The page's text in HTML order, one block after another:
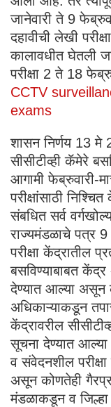
जानेवारी ते 9
दहावीची लेखी
कालावधीत घेतली
परीक्षा 2 ते 18
CCTV
exams
शासन निर्णय 13 मे
सीसीटीव्ही कॅमेरे
आगामी फेब्रुवारी-
परीक्षांसाठी
संबधित सर्व
राज्यमंडळाचे पत्र
परीक्षा केंद्रातील
बसविण्याबाबत
देण्यात आल्या असून
अधिकाऱ्याकडून
केंद्रावरील
सूचना देण्यात
व संवेदनशील
असून कोणतेही
मंडळाकडून व